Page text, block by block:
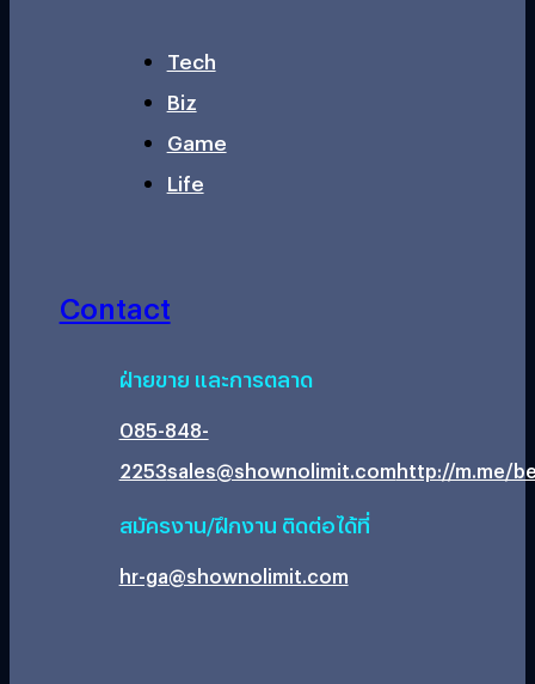
Tech
Biz
Game
Life
Contact
ฝ่ายขาย และการตลาด
085-848-
2253sales@shownolimit.comhttp://m.me/
สมัครงาน/ฝึกงาน ติดต่อได้ที่
hr-ga@shownolimit.com